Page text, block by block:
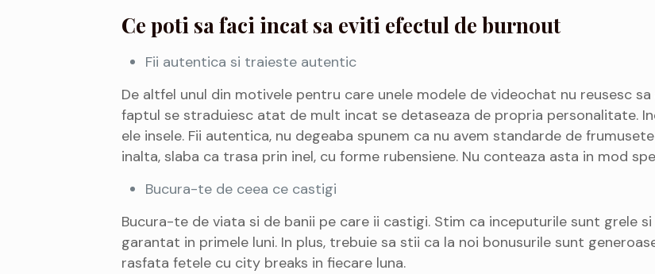
Ce poti sa faci incat sa eviti efectul de burnout
Fii autentica si traieste autentic
De altfel unul din motivele pentru care unele modele de videochat nu reusesc
faptul se straduiesc atat de mult incat se detaseaza de propria personalitate.
ele insele. Fii autentica, nu degeaba spunem ca nu avem standarde de
inalta, slaba ca trasa prin inel, cu forme rubensiene. Nu conteaza asta in mod
Bucura-te de ceea ce castigi
Bucura-te de viata si de banii pe care ii castigi. Stim ca inceputurile sunt grele
garantat in primele luni. In plus, trebuie sa stii ca la noi bonusurile sunt
rasfata fetele cu city breaks in fiecare luna.